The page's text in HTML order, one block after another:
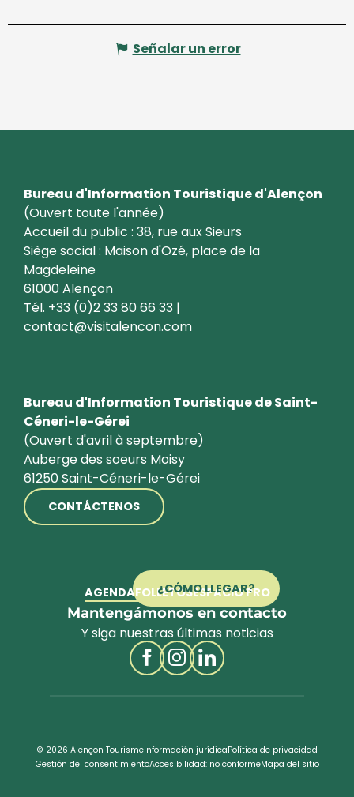
Señalar un error
Bureau d'Information Touristique d'Alençon
(Ouvert toute l'année)
Accueil du public : 38, rue aux Sieurs
Siège social : Maison d'Ozé, place de la
Magdeleine
61000 Alençon
Tél. +33 (0)2 33 80 66 33 |
contact@visitalencon.com
Bureau d'Information Touristique de Saint-
Céneri-le-Gérei
(Ouvert d'avril à septembre)
Auberge des soeurs Moisy
61250 Saint-Céneri-le-Gérei
CONTÁCTENOS
¿CÓMO LLEGAR?
AGENDAFOLLETOSESPACIO PRO
Mantengámonos en contacto
Y siga nuestras últimas noticias
© 2026 Alençon TourismeInformación jurídicaPolítica de privacidad
Gestión del consentimientoAccesibilidad: no conformeMapa del sitio